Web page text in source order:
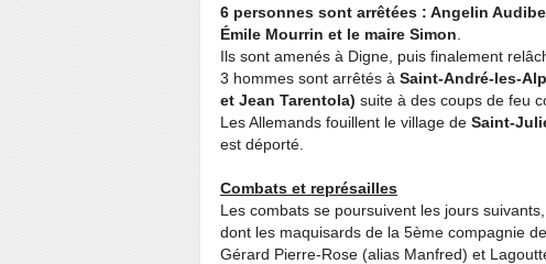
6 personnes sont arrêtées : Angelin
Émile Mourrin et le maire Simon
Ils sont amenés à Digne, puis finalement
3 hommes sont arrêtés à Saint-André-les-
et Jean Tarentola) suite à des coups de feu
Les Allemands fouillent le village de Saint-
est déporté.
Combats et représailles
Les combats se poursuivent les jours
dont les maquisards de la 5ème compagnie
Gérard Pierre-Rose (alias Manfred) et